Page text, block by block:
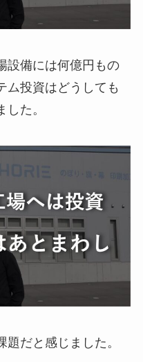
設備には何億円もの
ム投資はどうしても
た。
だと感じました。